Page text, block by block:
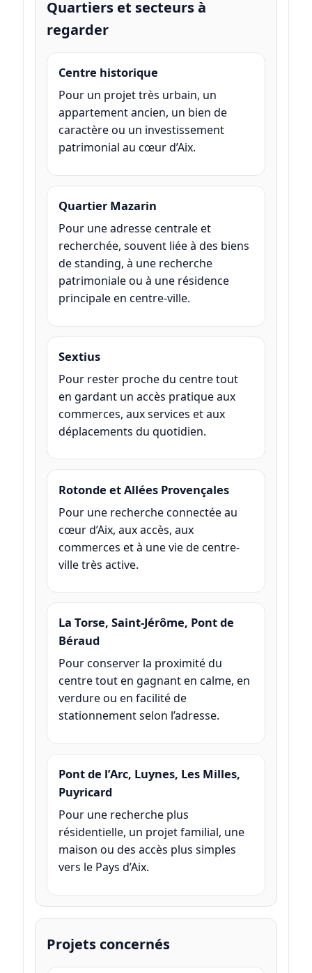
Quartiers et secteurs à
regarder
Centre historique
Pour un projet très urbain, un
appartement ancien, un bien de
caractère ou un investissement
patrimonial au cœur d’Aix.
Quartier Mazarin
Pour une adresse centrale et
recherchée, souvent liée à des biens
de standing, à une recherche
patrimoniale ou à une résidence
principale en centre-ville.
Sextius
Pour rester proche du centre tout
en gardant un accès pratique aux
commerces, aux services et aux
déplacements du quotidien.
Rotonde et Allées Provençales
Pour une recherche connectée au
cœur d’Aix, aux accès, aux
commerces et à une vie de centre-
ville très active.
La Torse, Saint-Jérôme, Pont de
Béraud
Pour conserver la proximité du
centre tout en gagnant en calme, en
verdure ou en facilité de
stationnement selon l’adresse.
Pont de l’Arc, Luynes, Les Milles,
Puyricard
Pour une recherche plus
résidentielle, un projet familial, une
maison ou des accès plus simples
vers le Pays d’Aix.
Projets concernés